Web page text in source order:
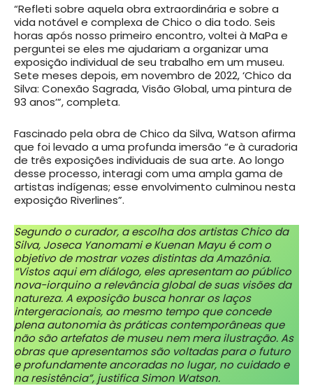
“Refleti sobre aquela obra extraordinária e sobre a
vida notável e complexa de Chico o dia todo. Seis
horas após nosso primeiro encontro, voltei à MaPa e
perguntei se eles me ajudariam a organizar uma
exposição individual de seu trabalho em um museu.
Sete meses depois, em novembro de 2022, ‘Chico da
Silva: Conexão Sagrada, Visão Global, uma pintura de
93 anos’”, completa.
Fascinado pela obra de Chico da Silva, Watson afirma
que foi levado a uma profunda imersão “e à curadoria
de três exposições individuais de sua arte. Ao longo
desse processo, interagi com uma ampla gama de
artistas indígenas; esse envolvimento culminou nesta
exposição Riverlines”.
Segundo o curador, a escolha dos artistas Chico da
Silva, Joseca Yanomami e Kuenan Mayu é com o
objetivo de mostrar vozes distintas da Amazônia.
“Vistos aqui em diálogo, eles apresentam ao público
nova-iorquino a relevância global de suas visões da
natureza. A exposição busca honrar os laços
intergeracionais, ao mesmo tempo que concede
plena autonomia às práticas contemporâneas que
não são artefatos de museu nem mera ilustração. As
obras que apresentamos são voltadas para o futuro
e profundamente ancoradas no lugar, no cuidado e
na resistência”, justifica Simon Watson.